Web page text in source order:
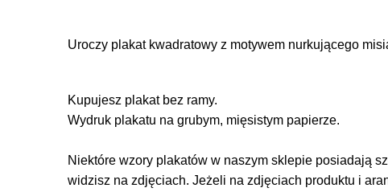
Uroczy plakat kwadratowy z motywem nurkującego
Kupujesz plakat bez ramy.
Wydruk plakatu na grubym, mięsistym papierze.
Niektóre wzory plakatów w naszym sklepie posiadają
widzisz na zdjęciach. Jeżeli na zdjęciach produktu i